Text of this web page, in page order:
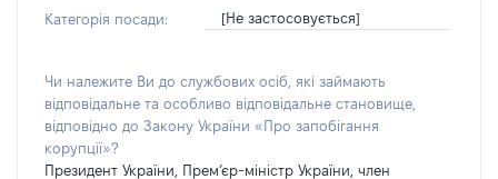
Категорія посади: [Не застосовується]
Чи належите Ви до службових осіб, які займають
відповідальне та особливо відповідальне становище,
відповідно до Закону України «Про запобігання
корупції»?
Президент України, Прем’єр-міністр України, член